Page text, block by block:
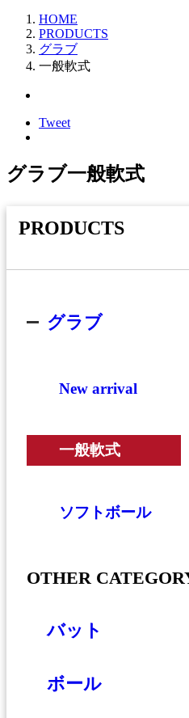
HOME
PRODUCTS
グラブ
一般軟式
Tweet
グラブ一般軟式
PRODUCTS
グラブ
New arrival
一般軟式
ソフトボール
OTHER
バット
ボール